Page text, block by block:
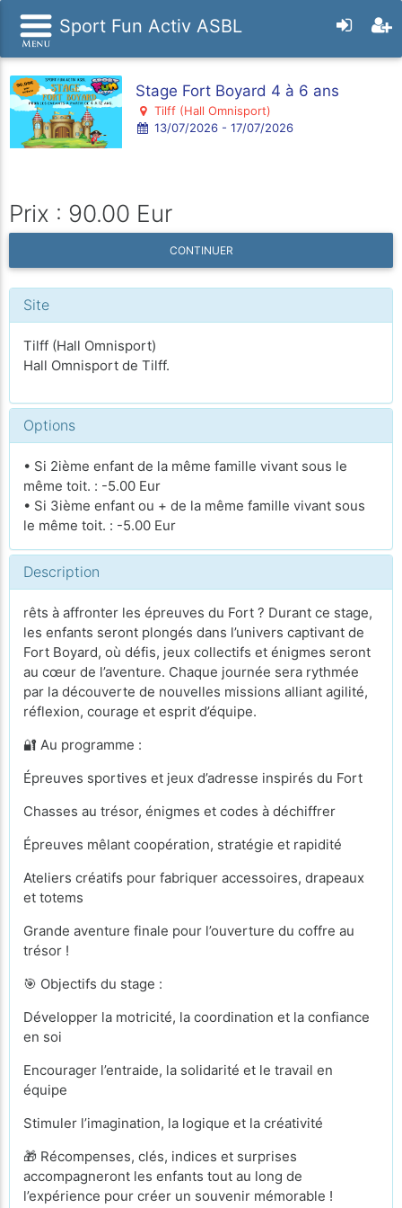
Sport Fun Activ ASBL
Stage Fort Boyard 4 à 6 ans
Tilff (Hall Omnisport)
13/07/2026 - 17/07/2026
Prix : 90.00 Eur
CONTINUER
Site
Tilff (Hall Omnisport)
Hall Omnisport de Tilff.
Options
• Si 2ième enfant de la même famille vivant sous le
même toit. : -5.00 Eur
• Si 3ième enfant ou + de la même famille vivant sous
le même toit. : -5.00 Eur
Description
rêts à affronter les épreuves du Fort ? Durant ce stage,
les enfants seront plongés dans l’univers captivant de
Fort Boyard, où défis, jeux collectifs et énigmes seront
au cœur de l’aventure. Chaque journée sera rythmée
par la découverte de nouvelles missions alliant agilité,
réflexion, courage et esprit d’équipe.
🔐 Au programme :
Épreuves sportives et jeux d’adresse inspirés du Fort
Chasses au trésor, énigmes et codes à déchiffrer
Épreuves mêlant coopération, stratégie et rapidité
Ateliers créatifs pour fabriquer accessoires, drapeaux
et totems
Grande aventure finale pour l’ouverture du coffre au
trésor !
🎯 Objectifs du stage :
Développer la motricité, la coordination et la confiance
en soi
Encourager l’entraide, la solidarité et le travail en
équipe
Stimuler l’imagination, la logique et la créativité
🎁 Récompenses, clés, indices et surprises
accompagneront les enfants tout au long de
l’expérience pour créer un souvenir mémorable !